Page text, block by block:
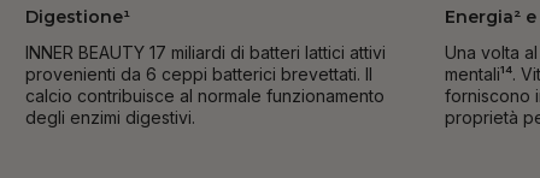
Digestione¹
INNER BEAUTY 17 miliardi di batteri lattici attivi
provenienti da 6 ceppi batterici brevettati. Il
calcio contribuisce al normale funzionamento
degli enzimi digestivi.
Energia²
Una volta
mentali¹⁴.
forniscono
proprietà